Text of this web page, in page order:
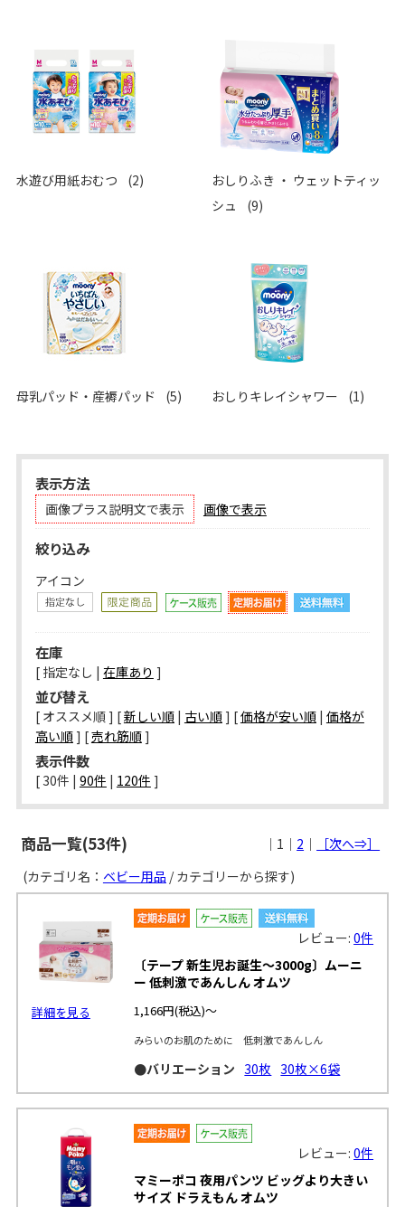
水遊び用紙おむつ (2)
おしりふき ・ ウェットティッ
シュ
(9)
母乳パッド・産褥パッド (5) おしりキレイシャワー (1)
表示方法
画像プラス説明文で表示 画像で表示
絞り込み
アイコン
在庫
[ 指定なし | 在庫あり ]
並び替え
[ オススメ順 ] [新しい順| 古い順] [価格が安い順| 価格が
高い順] [売れ筋順]
表示件数
[ 30件 | 90件 | 120件 ]
商品一覧(53件) ｜1｜ 2 ｜
［次へ⇒］
(カテゴリ名： ベビー用品 / カテゴリーから探す)
詳細を見る
レビュー:0件
〔テープ 新生児お誕生～3000g〕ムーニ
ー 低刺激であんしん オムツ
1,166円(税込)～
みらいのお肌のために 低刺激であんしん
●バリエーション 30枚 30枚×6袋
レビュー:0件
マミーポコ 夜用パンツ ビッグより大きい
サイズ ドラえもん オムツ